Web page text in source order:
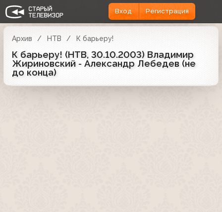
Вход Регистрация
Архив НТВ К барьеру!
К барьеру! (НТВ, 30.10.2003) Владимир
Жириновский - Александр Лебедев (не
до конца)